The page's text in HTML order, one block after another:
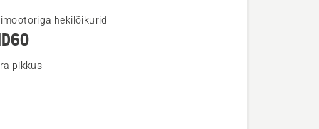
hekilõikurid
pikkus